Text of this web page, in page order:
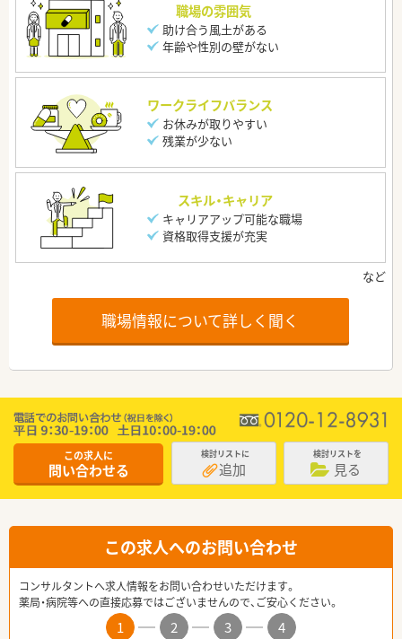
職場の雰囲気
助け合う風土がある
年齢や性別の壁がない
ワークライフバランス
お休みが取りやすい
残業が少ない
スキル・キャリア
キャリアアップ可能な職場
資格取得支援が充実
職場情報について詳しく聞く
この求人に
問い合わせる
検討リストに
追加
検討リストを
見る
この求人へのお問い合わせ
コンサルタントへ求人情報をお問い合わせいただけます。
薬局・病院等への直接応募ではございませんので、ご安心ください。
1 2 3
4